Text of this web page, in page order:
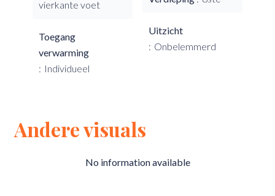
vierkante voet
Toegang
verwarming
Individueel
Uitzicht
Onbelemmerd
Andere visuals
No information available